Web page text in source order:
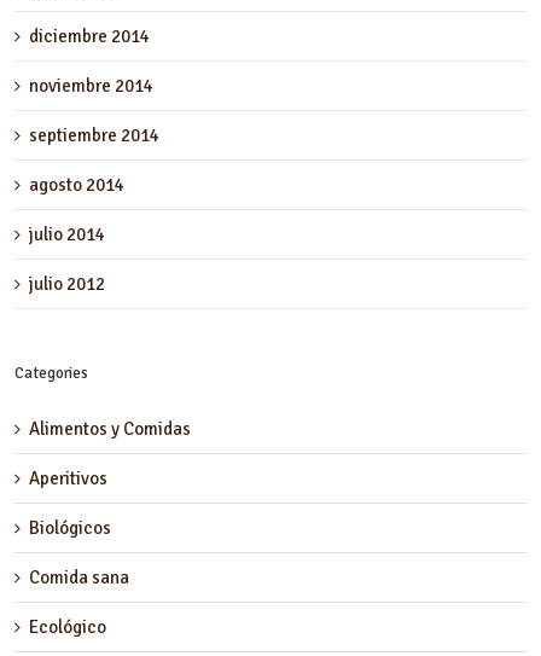
diciembre 2014
noviembre 2014
septiembre 2014
agosto 2014
julio 2014
julio 2012
Categories
Alimentos y Comidas
Aperitivos
Biológicos
Comida sana
Ecológico